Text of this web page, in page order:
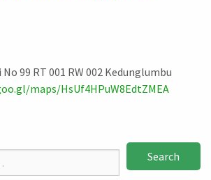
99 RT 001 RW 002 Kedunglumbu
maps/HsUf4HPuW8EdtZMEA
Search